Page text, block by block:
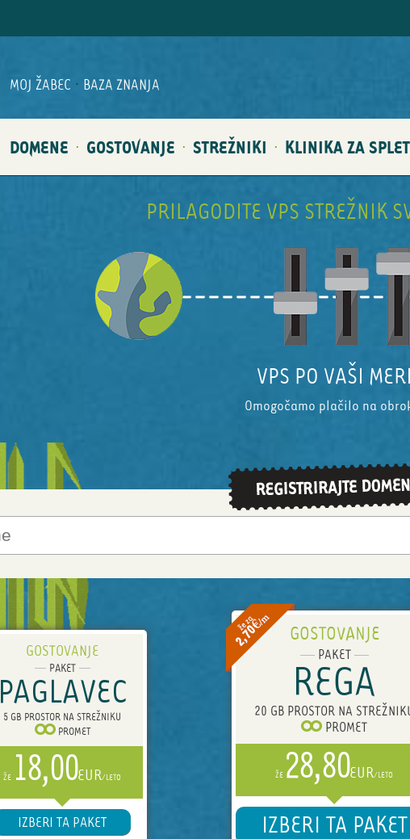
MOJ ŽABEC · BAZA ZNANJA
DOMENE · GOSTOVANJE · STREŽNIKI · KLINIKA ZA SPLET
PRILAGODITE VPS STREŽNIK
VPS PO VAŠI MERI
Omogočamo plačilo na
ENOSTAVEN PRENOS
GOSTOVANJE
GOSTOVANJE
PAKET
REGA
20 GB PROSTOR NA
PROMET
ŽE 28,80EUR/LETO
IZBERI TA PAKET
GOSTOVANJE
PAKET
PAGLAVEC
5 GB PROSTOR NA STREŽNIKU
PROMET
ŽE 18,00EUR/LETO
IZBERI TA PAKET